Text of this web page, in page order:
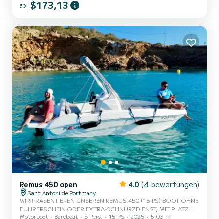
bieten wir vor Ihrem Erlebnis eine Bootseinweisung an, sodass Sie
ab $173,13
Remus 450 open 4.0 (4 bewertungen)
Sant Antoni de Portmany
WIR PRÄSENTIEREN UNSEREN REMUS 450 (15 PS) BOOT OHNE
FÜHRERSCHEIN ODER EXTRA-SCHNÜRZDIENST, MIT PLATZ
FÜR 5 PERSONEN. BEI IHRER MIETE INKLUSIVE GRATIS PADDLE
Motorboot Bareboat 5 Pers. 15 PS 2025 5.03 m